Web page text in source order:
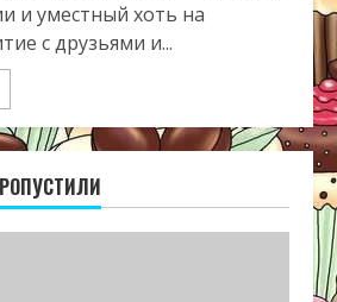
и уместный хоть на
с друзьями и...